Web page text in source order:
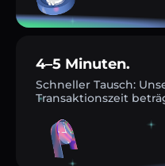
4–5 Minuten.
Schneller Tausch:
Transaktionszeit